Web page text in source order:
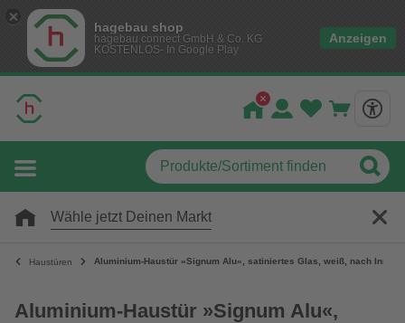
hagebau shop
hagebau connect GmbH & Co. KG
KOSTENLOS- In Google Play
Anzeigen
Wähle jetzt Deinen Markt
Haustüren Aluminium-Haustür »Signum Alu«, satiniertes Glas, weiß, nach Innen
Aluminium-Haustür »Signum Alu«,